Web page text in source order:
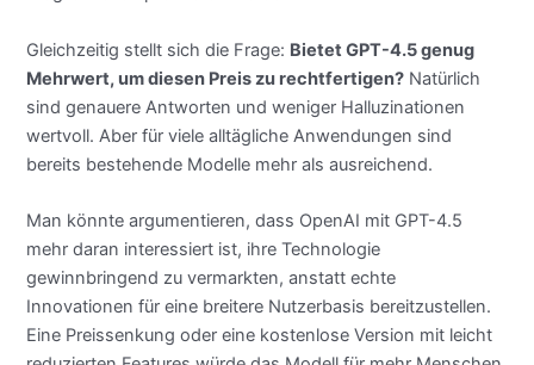
Gleichzeitig stellt sich die Frage: Bietet GPT-4.5 genug
Mehrwert, um diesen Preis zu rechtfertigen? Natürlich
sind genauere Antworten und weniger Halluzinationen
wertvoll. Aber für viele alltägliche Anwendungen sind
bereits bestehende Modelle mehr als ausreichend.
Man könnte argumentieren, dass OpenAI mit GPT-4.5
mehr daran interessiert ist, ihre Technologie
gewinnbringend zu vermarkten, anstatt echte
Innovationen für eine breitere Nutzerbasis bereitzustellen.
Eine Preissenkung oder eine kostenlose Version mit leicht